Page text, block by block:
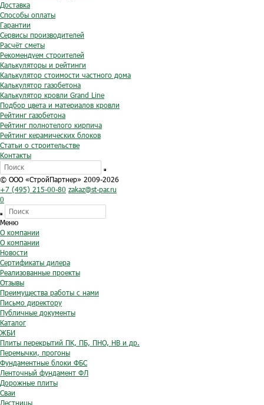
Доставка
Способы оплаты
Гарантии
Сервисы производителей
Расчёт сметы
Рекомендуем строителей
Калькуляторы и рейтинги
Калькулятор стоимости частного дома
Калькулятор газобетона
Калькулятор кровли Grand Line
Подбор цвета и материалов кровли
Рейтинг газобетона
Рейтинг полнотелого кирпича
Рейтинг керамических блоков
Статьи о строительстве
Контакты
© ООО «СтройПартнер» 2009-2026
+7 (495) 215-00-80 zakaz@st-par.ru
0
Меню
О компании
О компании
Новости
Сертификаты дилера
Реализованные проекты
Отзывы
Преимущества работы с нами
Письмо директору
Публичные документы
Каталог
ЖБИ
Плиты перекрытий ПК, ПБ, ПНО, НВ и др.
Перемычки, прогоны
Фундаментные блоки ФБС
Ленточный фундамент ФЛ
Дорожные плиты
Сваи
Лестницы